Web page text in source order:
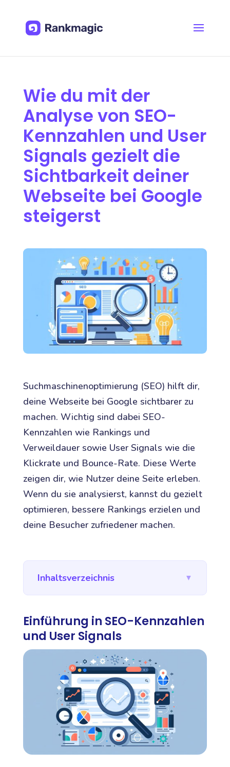
Wie du mit der
Analyse von SEO-
Kennzahlen und User
Signals gezielt die
Sichtbarkeit deiner
Webseite bei Google
steigerst
Suchmaschinenoptimierung (SEO) hilft dir,
deine Webseite bei Google sichtbarer zu
machen. Wichtig sind dabei SEO-
Kennzahlen wie Rankings und
Verweildauer sowie User Signals wie die
Klickrate und Bounce-Rate. Diese Werte
zeigen dir, wie Nutzer deine Seite erleben.
Wenn du sie analysierst, kannst du gezielt
optimieren, bessere Rankings erzielen und
deine Besucher zufriedener machen.
Inhaltsverzeichnis ▼
Einführung in SEO-Kennzahlen
und User Signals